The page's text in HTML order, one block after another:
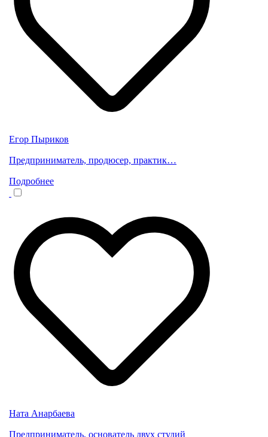
Егор Пыриков
Предприниматель, продюсер, практик…
Подробнее
Ната Анарбаева
Предприниматель, основатель двух студий